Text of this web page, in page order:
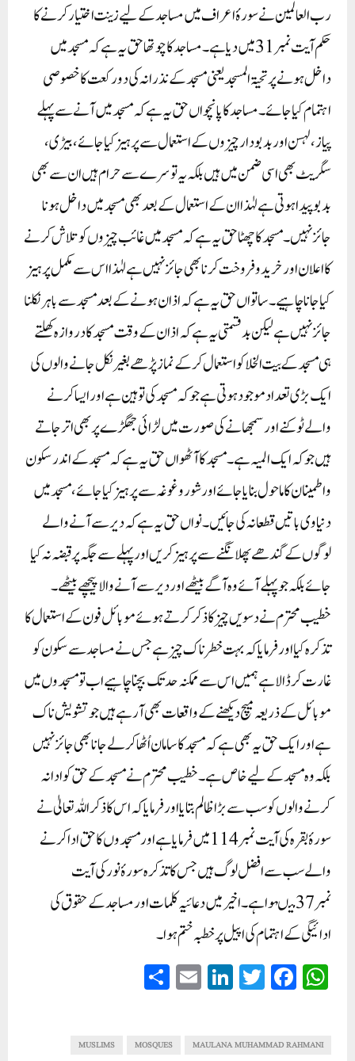
رب العالمین نے سورۂ اعراف میں مساجد کے لیے زینت اختیار کرنے کا
حکم آیت نمبر 31میں دیا ہے۔ مساجد کا چوتھاحق یہ ہے کہ مسجد میں
داخل ہونے پر تحیۃ المسجد یعنی مسجد کے نذرانہ کی دو رکعت کا خصوصی
اہتمام کیا جائے ۔ مساجد کا پانچواں حق یہ ہے کہ مسجد میں آنے سے پہلے
پیاز ، لہسن اوربدبودار چیزوں کے استعمال سے پرہیز کیا جائے ، بیڑی،
سگریٹ بھی اسی ضمن میں ہیں بلکہ یہ تو سرے سے حرام ہیں ان سے بھی
بدبو پیدا ہوتی ہے لہٰذا ان کے استعمال کے بعد بھی مسجد میں داخل ہونا
جائز نہیں۔مسجد کا چھٹا حق یہ ہے کہ مسجد میں غائب چیزوں کو تلاش کرنے
کا اعلان ا ورخرید وفروخت کرنا بھی جائز نہیں ہے لہٰذا اس سے مکمل پرہیز
کیا جانا چاہیے۔ ساتواں حق یہ ہے کہ اذان ہونے کے بعد مسجد سے باہر نکلنا
جائز نہیں ہے لیکن بدقسمتی یہ ہے کہ اذان کے وقت مسجد کا دروازہ کھلتے
ہی مسجد کے بیت الخلا کواستعمال کرکے نماز پڑھے بغیر نکل جانے والوں کی
ایک بڑی تعداد موجود ہوتی ہے جوکہ مسجد کی توہین ہے اورایسا کرنے
والے ٹوکنے اور سمجھانے کی صورت میں لڑائی جھگڑے پر بھی اتر جاتے
ہیں جو کہ ایک المیہ ہے۔ مسجد کا آٹھواں حق یہ ہے کہ مسجد کے اندر سکون
واطمینان کا ماحول بنایا جائے اور شور وغوغہ سے پرہیز کیا جائے ، مسجد میں
دنیاوی باتیں قطعا نہ کی جائیں ۔ نواں حق یہ ہے کہ دیر سے آنے والے
لوگوں کے گندھے پھلانگنے سے پرہیز کریں اورپہلے سے جگہ پر قبضہ نہ کیا
جائے بلکہ جوپہلے آئے وہ آگے بیٹھے اور دیر سے آنے والا پیچھے بیٹھے۔
خطیب محترم نے دسویں چیز کا ذکر کرتے ہوئے موبائل فون کے استعمال کا
تذکرہ کیا اورفرمایا کہ بہت خطرناک چیز ہے جس نے مساجد سے سکون کو
غارت کر ڈالا ہے ہمیں اس سے ممکنہ حد تک بچنا چاہیے اب تو مسجدوں میں
موبائل کے ذریعہ میچ دیکھنے کے واقعات بھی آرہے ہیں جوتشویش ناک
ہے اور ایک حق یہ بھی ہے کہ مسجد کا سامان اُٹھا کر لے جانا بھی جائز نہیں
بلکہ وہ مسجد کے لیے خاص ہے ۔خطیب محترم نے مسجد کے حق کوادا نہ
کرنے والوں کو سب سے بڑا ظالم بتایا اور فرمایا کہ اس کا ذکر اللہ تعالیٰ نے
سورۂ بقرہ کی آیت نمبر 114میں فرمایا ہے اورمسجدوں کا حق ادا کرنے
والے سب سے افضل لوگ ہیں جس کا تذکرہ سورۂ نور کی آیت
نمبر 37میںہوا ہے ۔اخیر میں دعائیہ کلمات اورمساجد کے حقوق کی
ادائیگی کے اہتمام کی اپیل پر خطبہ ختم ہوا۔
W
ha
A
Fa
ce
ok
T
wi
r
Li
nk
In
E
m
MAULANA MUHAMMAD RAHMANI
MOSQUES
MUSLIMS